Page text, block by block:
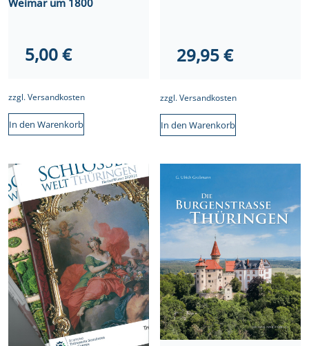
Weimar um 1800
5,00€
zzgl.Versandkosten
In den Warenkorb
29,95€
zzgl.Versandkosten
In den Warenkorb